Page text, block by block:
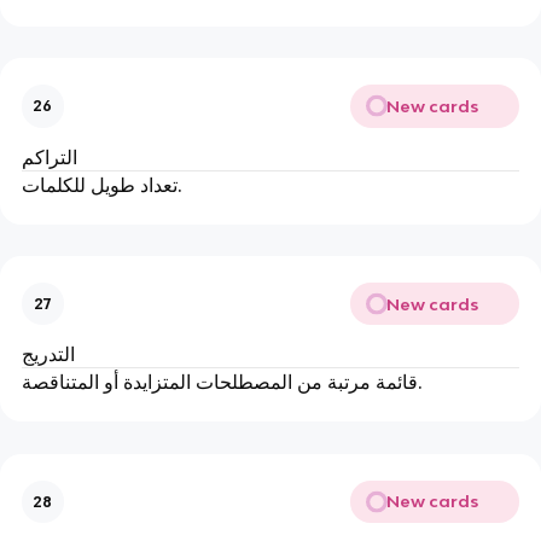
26 New cards
التراكم
تعداد طويل للكلمات.
27 New cards
التدريج
قائمة مرتبة من المصطلحات المتزايدة أو المتناقصة.
28 New cards